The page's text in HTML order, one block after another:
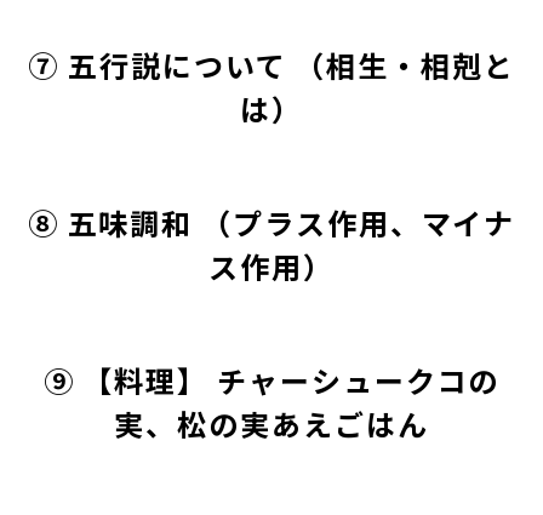
⑦ 五行説について （相生・相剋と
は）
⑧ 五味調和 （プラス作用、マイナ
ス作用）
⑨ 【料理】 チャーシュークコの
実、松の実あえごはん